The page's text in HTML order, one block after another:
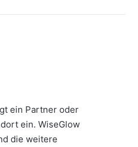
ein Partner oder
ein. WiseGlow
die weitere